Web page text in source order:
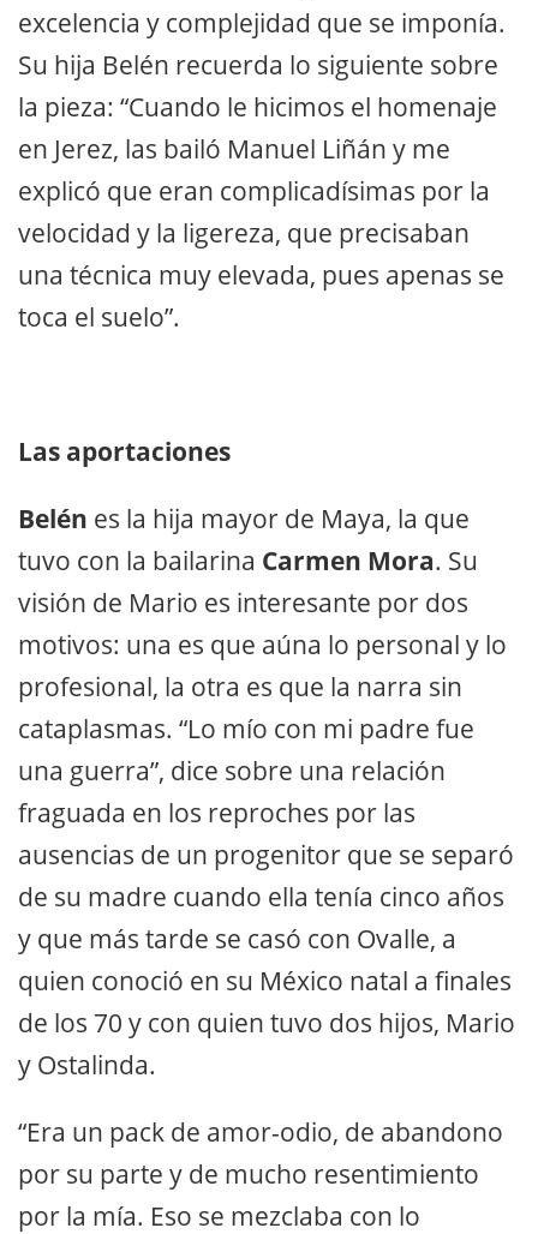
excelencia y complejidad que se imponía.
Su hija Belén recuerda lo siguiente sobre
la pieza: “Cuando le hicimos el homenaje
en Jerez, las bailó Manuel Liñán y me
explicó que eran complicadísimas por la
velocidad y la ligereza, que precisaban
una técnica muy elevada, pues apenas se
toca el suelo”.
Las aportaciones
Belén es la hija mayor de Maya, la que
tuvo con la bailarina Carmen Mora. Su
visión de Mario es interesante por dos
motivos: una es que aúna lo personal y lo
profesional, la otra es que la narra sin
cataplasmas. “Lo mío con mi padre fue
una guerra”, dice sobre una relación
fraguada en los reproches por las
ausencias de un progenitor que se separó
de su madre cuando ella tenía cinco años
y que más tarde se casó con Ovalle, a
quien conoció en su México natal a finales
de los 70 y con quien tuvo dos hijos, Mario
y Ostalinda.
“Era un pack de amor-odio, de abandono
por su parte y de mucho resentimiento
por la mía. Eso se mezclaba con lo